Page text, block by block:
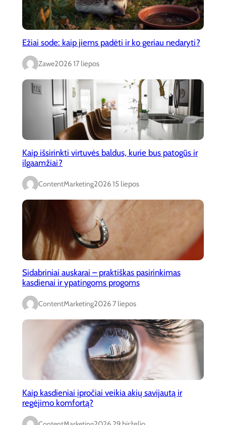
Ežiai sode: kaip jiems padėti ir ko geriau nedaryti?
Zawe2026 17 liepos
Kaip išsirinkti virtuvės baldus, kurie bus patogūs ir
ilgaamžiai?
ContentMarketing2026 15 liepos
Sidabriniai auskarai – praktiškas pasirinkimas
kasdienai ir ypatingoms progoms
ContentMarketing2026 7 liepos
Kaip kasdieniai įpročiai veikia akių savijautą ir
regėjimo komfortą?